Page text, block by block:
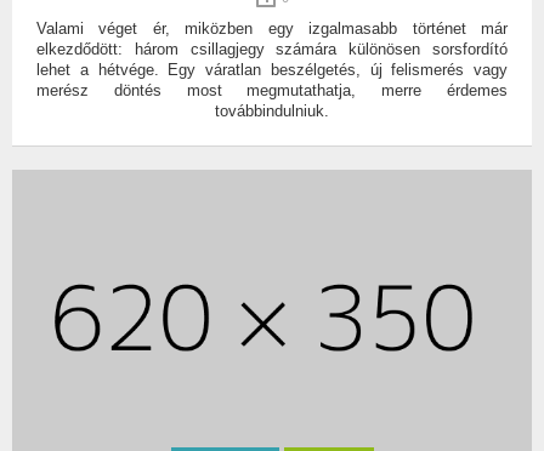
Valami véget ér, miközben egy izgalmasabb történet már
elkezdődött: három csillagjegy számára különösen sorsfordító
lehet a hétvége. Egy váratlan beszélgetés, új felismerés vagy
merész döntés most megmutathatja, merre érdemes
továbbindulniuk.